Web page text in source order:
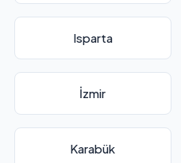
Isparta
İzmir
Karabük